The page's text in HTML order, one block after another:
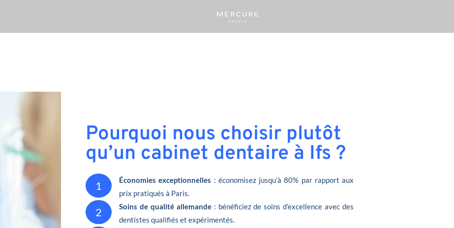
Pourquoi nous choisir plutôt
qu’un cabinet dentaire à Ifs ?
1 Économies exceptionnelles : économisez jusqu’à 80% par rapport aux
prix pratiqués à Paris.
2 Soins de qualité allemande: bénéficiez de soins d’excellence avec des
dentistes qualifiés et expérimentés.